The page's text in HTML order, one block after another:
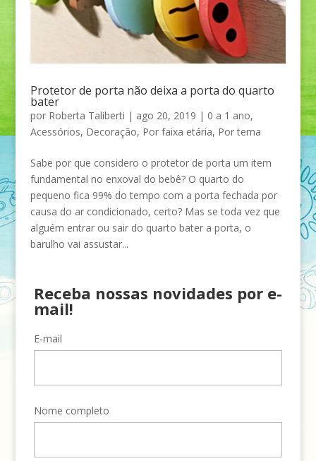
Protetor de porta não deixa a porta do quarto
bater
por Roberta Taliberti | ago 20, 2019 | 0 a 1 ano,
Acessórios, Decoração, Por faixa etária, Por tema
Sabe por que considero o protetor de porta um item
fundamental no enxoval do bebê? O quarto do
pequeno fica 99% do tempo com a porta fechada por
causa do ar condicionado, certo? Mas se toda vez que
alguém entrar ou sair do quarto bater a porta, o
barulho vai assustar...
Receba nossas novidades por e-
mail!
E-mail
Nome completo